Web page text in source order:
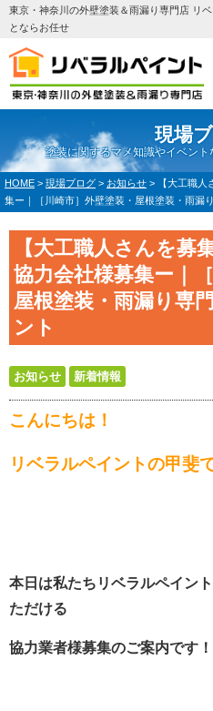
東京・神奈川の外壁塗装＆雨漏り専門店 リ
とならお任せ
現場
塗装に関するマメ知識やイベン
HOME > 現場ブログ > お知らせ >
【大工職
集ー｜［川崎市］外壁塗装・屋根塗装・雨漏
【大工職人さんを募
協力会社様募集ー｜
屋根塗装・雨漏り専
ント
お知らせ 新着情報
こんにちは！
リベラルペイントの甲斐
本日は私たちリベラルペイン
ただける
協力業者様募集のご案内です！